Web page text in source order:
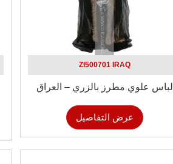
ZI500701 IRAQ
لباس علوي مطرز بالزري – العراق
عرض التفاصيل